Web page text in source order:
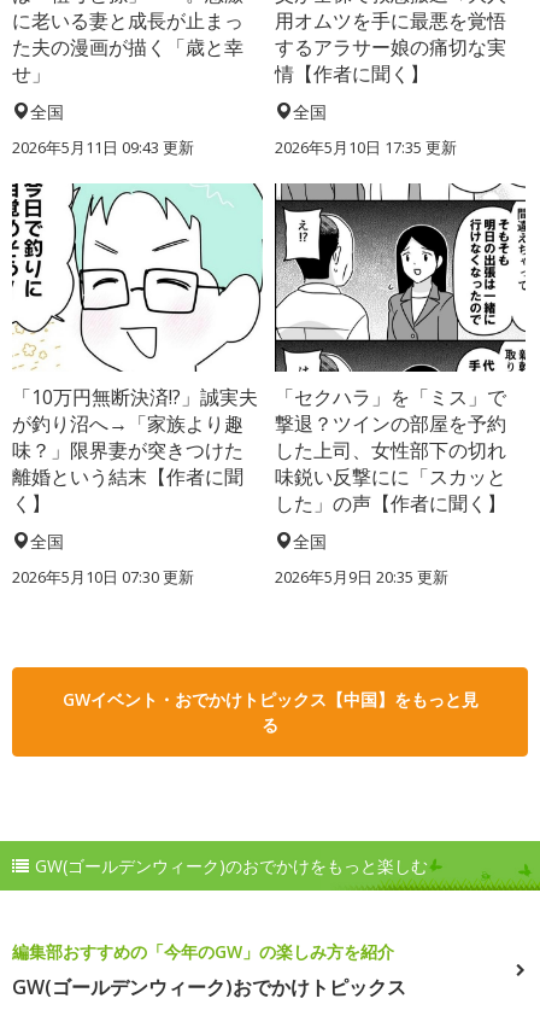
に老いる妻と成長が止まっ
た夫の漫画が描く「歳と幸
せ」
全国
2026年5月11日 09:43 更新
用オムツを手に最悪を覚悟
するアラサー娘の痛切な実
情【作者に聞く】
全国
2026年5月10日 17:35 更新
「10万円無断決済!?」誠実夫
が釣り沼へ→「家族より趣
味？」限界妻が突きつけた
離婚という結末【作者に聞
く】
全国
2026年5月10日 07:30 更新
「セクハラ」を「ミス」で
撃退？ツインの部屋を予約
した上司、女性部下の切れ
味鋭い反撃にに「スカッと
した」の声【作者に聞く】
全国
2026年5月9日 20:35 更新
GWイベント・おでかけトピックス【中国】をもっと見
る
GW(ゴールデンウィーク)のおでかけをもっと楽しむ
編集部おすすめの「今年のGW」の楽しみ方を紹介
GW(ゴールデンウィーク)おでかけトピックス